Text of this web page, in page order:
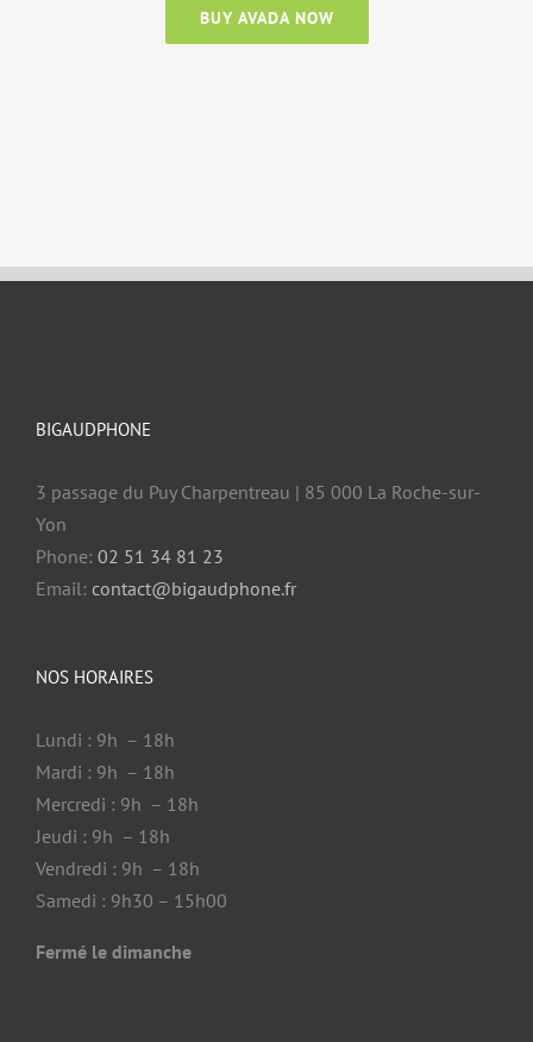
BUY AVADA NOW
BIGAUDPHONE
3 passage du Puy Charpentreau | 85 000 La Roche-sur-
Yon
Phone: 02 51 34 81 23
Email: contact@bigaudphone.fr
NOS HORAIRES
Lundi : 9h – 18h
Mardi : 9h – 18h
Mercredi : 9h – 18h
Jeudi : 9h – 18h
Vendredi : 9h – 18h
Samedi : 9h30 – 15h00
Fermé le dimanche